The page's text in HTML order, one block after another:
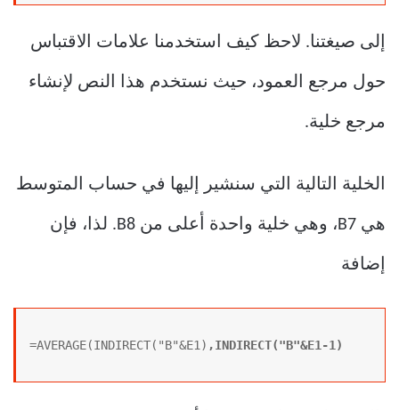
إلى صيغتنا. لاحظ كيف استخدمنا علامات الاقتباس
حول مرجع العمود، حيث نستخدم هذا النص لإنشاء
مرجع خلية.
الخلية التالية التي سنشير إليها في حساب المتوسط
​​هي B7، وهي خلية واحدة أعلى من B8. لذا، فإن
إضافة
=AVERAGE(INDIRECT("B"&E1) ,INDIRECT("B"&E1-1)